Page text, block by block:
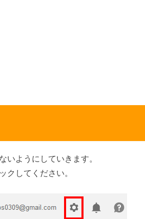
いようにしていきます。
クしてください。